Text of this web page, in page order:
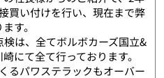
買い付けを行い、現在まで弊
す。
は、全てボルボカーズ国立&
にて全て行っております。
るパワステラックもオーバー